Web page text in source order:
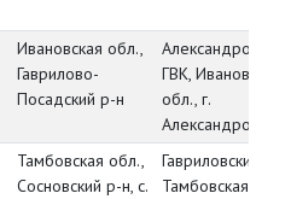
Ивановская обл.,
Гаврилово-
Посадский р-н
Александровский
ГВК, Ивановская
обл., г.
Александров
Тамбовская обл.,
Сосновский р-н, с.
Гавриловский
Тамбовская обл.,